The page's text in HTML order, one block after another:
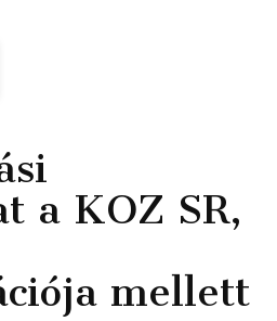
a KOZ SR,
mellett